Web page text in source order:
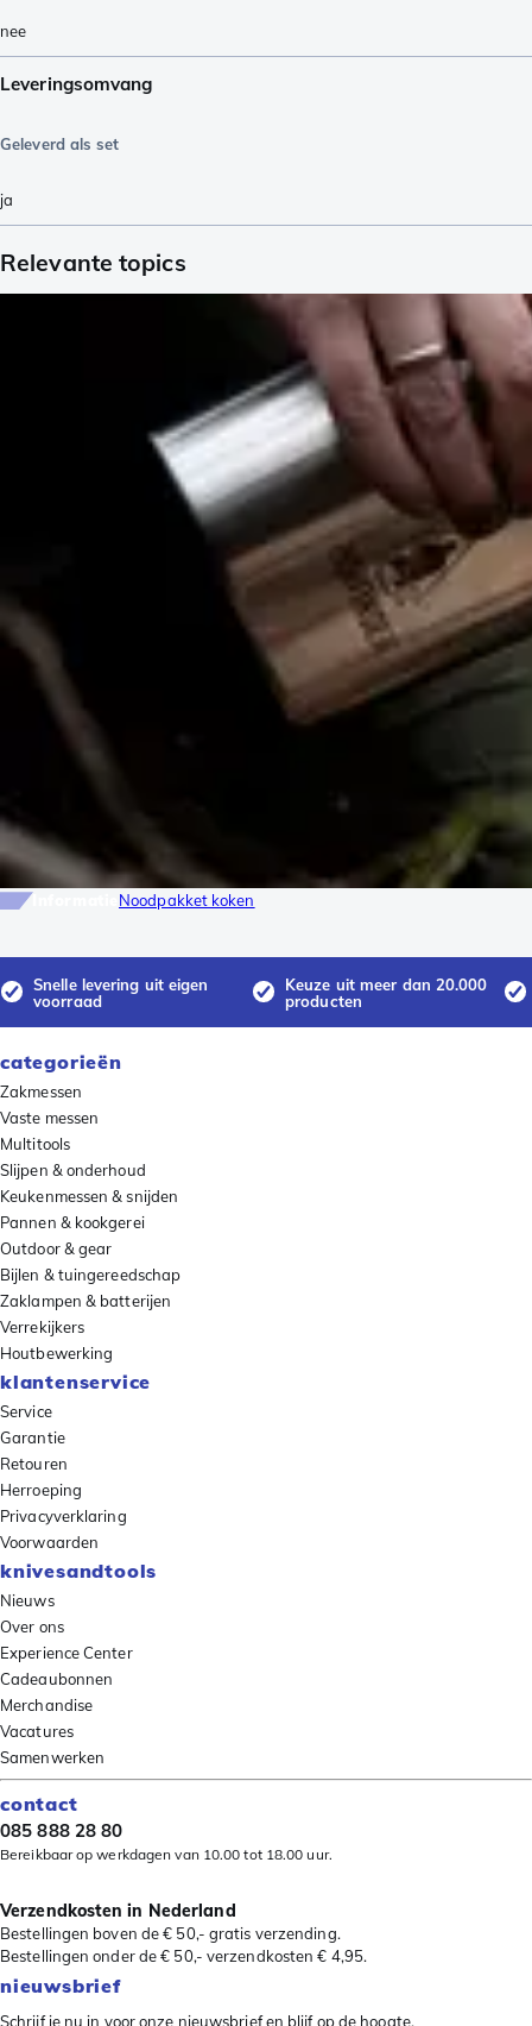
nee
Leveringsomvang
Geleverd als set
ja
Relevante topics
Noodpakket koken
Snelle levering uit eigen
voorraad
Keuze uit meer dan 20.000
producten
categorieën
Zakmessen
Vaste messen
Multitools
Slijpen & onderhoud
Keukenmessen & snijden
Pannen & kookgerei
Outdoor & gear
Bijlen & tuingereedschap
Zaklampen & batterijen
Verrekijkers
Houtbewerking
klantenservice
Service
Garantie
Retouren
Herroeping
Privacyverklaring
Voorwaarden
knivesandtools
Nieuws
Over ons
Experience Center
Cadeaubonnen
Merchandise
Vacatures
Samenwerken
contact
085 888 28 80
Bereikbaar op werkdagen van 10.00 tot 18.00 uur.
Verzendkosten in Nederland
Bestellingen boven de € 50,- gratis verzending.
Bestellingen onder de € 50,- verzendkosten € 4,95.
nieuwsbrief
Schrijf je nu in voor onze nieuwsbrief en blijf op de hoogte.